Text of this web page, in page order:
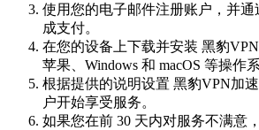
使用您的电子邮件注册账户，并通
成支付。
在您的设备上下载并安装 黑豹
苹果、Windows 和 macOS 等操作系
根据提供的说明设置 黑豹VPN加
户开始享受服务。
如果您在前 30 天内对服务不满意